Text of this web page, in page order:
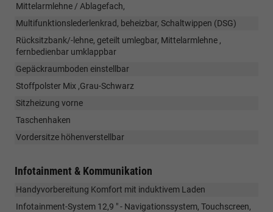
Mittelarmlehne / Ablagefach,
Multifunktionslederlenkrad, beheizbar, Schaltwippen (DSG)
Rücksitzbank/-lehne, geteilt umlegbar, Mittelarmlehne ,
fernbedienbar umklappbar
Gepäckraumboden einstellbar
Stoffpolster Mix ,Grau-Schwarz
Sitzheizung vorne
Taschenhaken
Vordersitze höhenverstellbar
Infotainment & Kommunikation
Handyvorbereitung Komfort mit induktivem Laden
Infotainment-System 12,9 " - Navigationssystem, Touchscreen,